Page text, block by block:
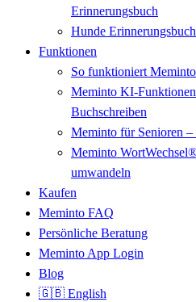
Erinnerungsbuch
Hunde
Funktionen
So funktioniert Meminto
Meminto KI-
Buchschreiben
Meminto für Senioren –
Meminto
umwandeln
Kaufen
Meminto FAQ
Persönliche Beratung
Meminto App Login
Blog
🇬🇧 English